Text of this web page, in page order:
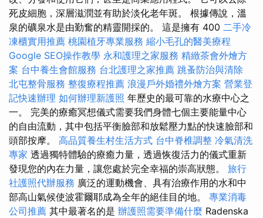
死皮細胞，深層滋潤並有助於淡化老年斑。 根據傳說，溫
泉的礦泉水是由勤奮的精靈開採的。 這是擁有 400 二手冷
凍櫃實用推薦 桃園植牙專業服務 縮小毛孔的醫美療程
Google SEO操作教學 永和護理之家服務 精緻茶會外燴方
案 台中養生會館服務 台北護理之家推薦 跳蚤防治與清除
北屯整骨服務 整復療程推薦 浪漫戶外婚禮外燴方案 營業登
記快速辦理 如何辦理新護照 年歷史的最可靠的水療中心之
一。 完美的療癒冥想儀式需要我們身體七個主要能量中心
的自由流動，其中包括平衡臉部和放鬆壓力點的快速臉部和
頭部按摩。 高品質養生村生活方式 台中脊椎調整 冷氣清洗
專家 透過獨特體驗的療癒力量，透過恢復活力的儀式重新
發現您的內在力量，讓您處於完全幸福的崇高狀態。 旅行
社護照代辦服務 廣泛的運動機會、具有治療作用的水和中
部高山氣候使波霍爾耶成為全年的絕佳目的地。 專業消毒
公司推薦 其中最著名的是 辦護照需要準備什麼 Radenska